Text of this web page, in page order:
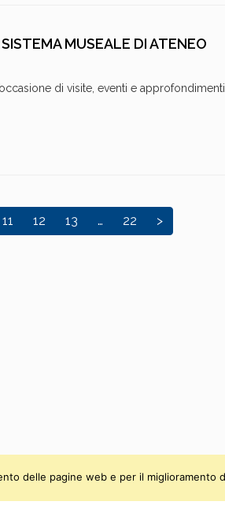
MUSEALE DI ATENEO
di visite, eventi e
11 12 13 … 22 >
delle pagine web e per il miglioramento